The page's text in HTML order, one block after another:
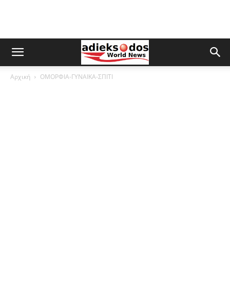
Αρχική ΟΜΟΡΦΙΑ-ΓΥΝΑΙΚΑ-ΣΠΙΤΙ